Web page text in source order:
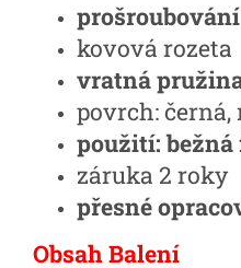
kovová rozeta
vratná
povrch:
použití:
záruka 2 roky
přesné
Obsah Balení